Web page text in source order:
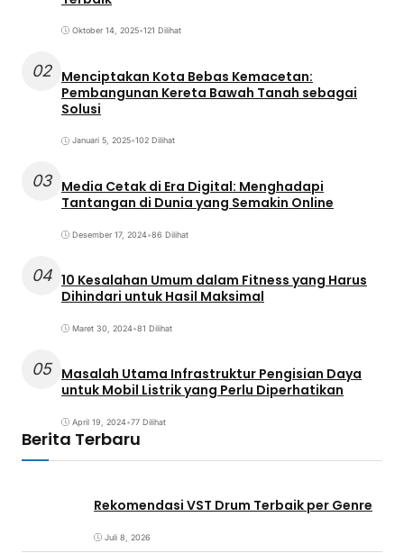
Oktober 14, 2025•121 Dilihat
02 Menciptakan Kota Bebas Kemacetan:
Pembangunan Kereta Bawah Tanah sebagai
Solusi
Januari 5, 2025•102 Dilihat
03 Media Cetak di Era Digital: Menghadapi
Tantangan di Dunia yang Semakin Online
Desember 17, 2024•86 Dilihat
04 10 Kesalahan Umum dalam Fitness yang Harus
Dihindari untuk Hasil Maksimal
Maret 30, 2024•81 Dilihat
05 Masalah Utama Infrastruktur Pengisian Daya
untuk Mobil Listrik yang Perlu Diperhatikan
April 19, 2024•77 Dilihat
Berita Terbaru
Rekomendasi VST Drum Terbaik per Genre
Juli 8, 2026